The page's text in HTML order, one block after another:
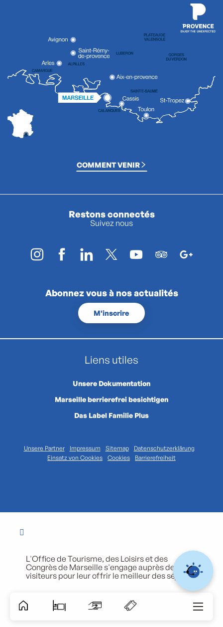
COMMENT VENIR
Restons connectés
Suivez nous
Abonnez vous à nos actualités
M'inscrire
Liens utiles
Unsere Dokumentation
Marseille berrierefrei besichtigen
Das Label Familie Plus
Unsere Partner Impressum Sitemap
Datenschutzerklärung
Einsatz von Cookies
Cookies Barrierefreiheit
L'Office de Tourisme, des Loisirs et des
Congrès de Marseille s'engage auprès de ses
visiteurs pour leur offrir le meilleur des séjours.